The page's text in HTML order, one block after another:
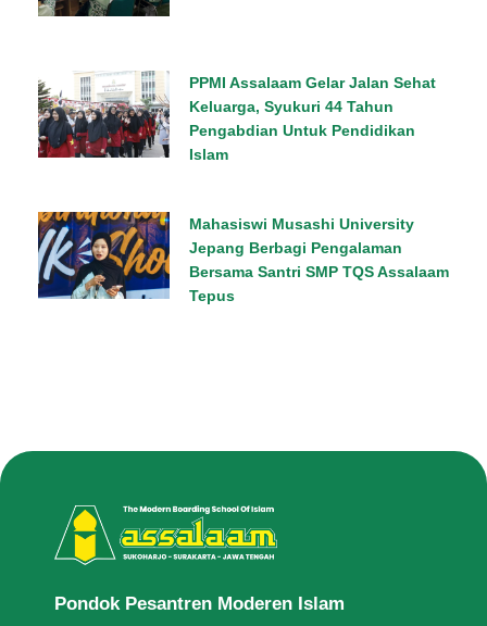
PPMI Assalaam Gelar Jalan Sehat
Keluarga, Syukuri 44 Tahun
Pengabdian Untuk Pendidikan
Islam
Mahasiswi Musashi University
Jepang Berbagi Pengalaman
Bersama Santri SMP TQS Assalaam
Tepus
Pondok Pesantren Moderen Islam